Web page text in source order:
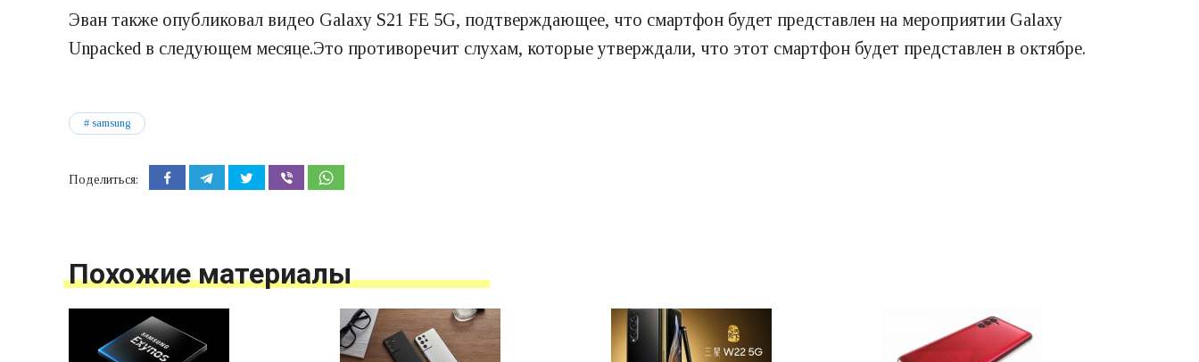
Эван также опубликовал видео Galaxy S21 FE 5G, подтверждающее, что смартфон будет представлен на мероприятии Galaxy
Unpacked в следующем месяце.Это противоречит слухам, которые утверждали, что этот смартфон будет представлен в октябре.
samsung
Поделиться:
Похожие материалы